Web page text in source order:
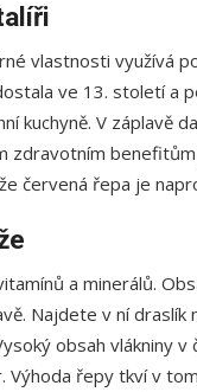
vlastnosti využívá
ve 13. století a
kuchyně. V záplavě
zdravotním
červená řepa je
a minerálů.
Najdete v ní draslík
obsah vlákniny
řepy tkví v